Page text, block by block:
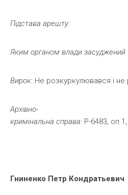
Підстава арешту:
Яким органом влади засуджений
Вирок: Не розкуркулювався і
Архівно-
кримінальна справа: Р-6483,
Гниненко Петр Кондратьевич